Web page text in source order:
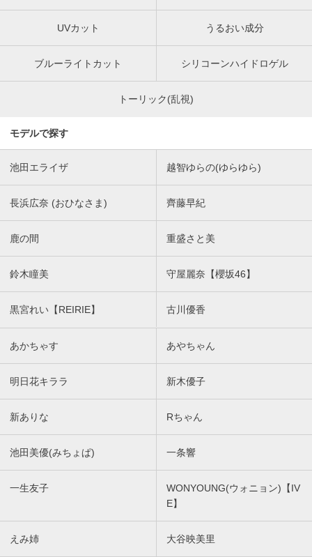
UVカット うるおい成分
ブルーライトカット シリコーンハイドロゲル
トーリック(乱視)
モデルで探す
池田エライザ 越智ゆらの(ゆらゆら)
長浜広奈 (おひなさま) 齊藤早紀
鹿の間 重盛さと美
鈴木瞳美 守屋麗奈【櫻坂46】
黒宮れい【REIRIE】 古川優香
あかちゃす あやちゃん
明日花キララ 新木優子
新ありな Rちゃん
池田美優(みちょぱ) 一条響
一生友子
WONYOUNG(ウォニョン)【IV
E】
えみ姉 大谷映美里